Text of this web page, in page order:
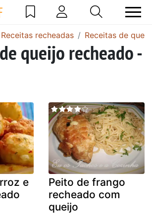
Receitas recheadas Receitas de
queijo recheado -
e
Peito de frango
recheado com
queijo